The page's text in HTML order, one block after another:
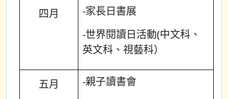
四月
-家長日書展
-世界閱讀日活動(中文科、
英文科、視藝科）
五月 -親子讀書會